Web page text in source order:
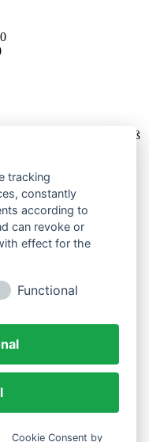
0
Aufgabe, da man nie weiß
gut verstehen, dass
und dann auch eher die
eigenen Projekten
momentane Zustand
könntest.
0
aus dem alten Forum
tracking
constantly
according to
can revoke or
effect for the
Functional
Cookie Consent by